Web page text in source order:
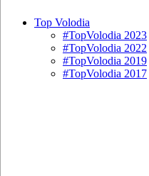
Top Volodia
#TopVolodia 2023
#TopVolodia 2022
#TopVolodia 2019
#TopVolodia 2017